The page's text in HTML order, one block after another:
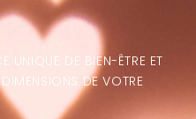
UNIQUE DE BIEN-ÊTRE ET
DE VOTRE